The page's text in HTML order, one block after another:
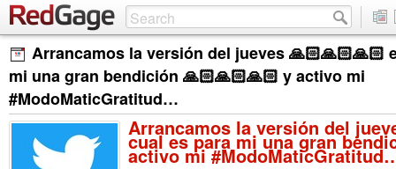
Arrancamos la versión del jueves 🙏🏻🙏🏻🙏🏻
mi una gran bendición 🙏🏻🙏🏻🙏🏻 y activo mi
#ModoMaticGratitud…
Arrancamos la versión del
cual es para mi una gran
activo mi